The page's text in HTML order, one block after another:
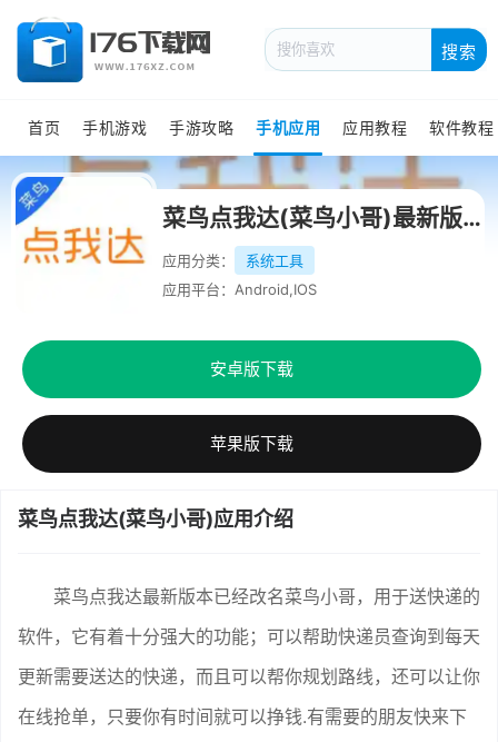
搜索
首页 手机游戏 手游攻略 手机应用 应用教程 软件教程
菜鸟点我达(菜鸟小哥)最新版本
应用分类：
系统工具
应用平台：Android,IOS
安卓版下载
苹果版下载
菜鸟点我达(菜鸟小哥)应用介绍
菜鸟点我达最新版本已经改名菜鸟小哥，用于送快递的
软件，它有着十分强大的功能；可以帮助快递员查询到每天
更新需要送达的快递，而且可以帮你规划路线，还可以让你
在线抢单，只要你有时间就可以挣钱.有需要的朋友快来下